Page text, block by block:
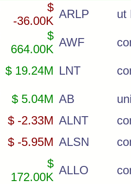
$
-36.00K
ARLP
ut
$
664.00K
AWF
$ 19.24M LNT
$ 5.04M AB
$ -2.33M ALNT
$ -5.95M ALSN
$
172.00K
ALLO